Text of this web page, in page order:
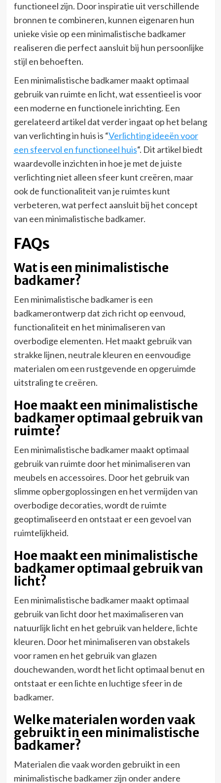
functioneel zijn. Door inspiratie uit verschillende
bronnen te combineren, kunnen eigenaren hun
unieke visie op een minimalistische badkamer
realiseren die perfect aansluit bij hun persoonlijke
stijl en behoeften.
Een minimalistische badkamer maakt optimaal
gebruik van ruimte en licht, wat essentieel is voor
een moderne en functionele inrichting. Een
gerelateerd artikel dat verder ingaat op het belang
van verlichting in huis is “Verlichting ideeën voor
een sfeervol en functioneel huis“. Dit artikel biedt
waardevolle inzichten in hoe je met de juiste
verlichting niet alleen sfeer kunt creëren, maar
ook de functionaliteit van je ruimtes kunt
verbeteren, wat perfect aansluit bij het concept
van een minimalistische badkamer.
FAQs
Wat is een minimalistische
badkamer?
Een minimalistische badkamer is een
badkamerontwerp dat zich richt op eenvoud,
functionaliteit en het minimaliseren van
overbodige elementen. Het maakt gebruik van
strakke lijnen, neutrale kleuren en eenvoudige
materialen om een rustgevende en opgeruimde
uitstraling te creëren.
Hoe maakt een minimalistische
badkamer optimaal gebruik van
ruimte?
Een minimalistische badkamer maakt optimaal
gebruik van ruimte door het minimaliseren van
meubels en accessoires. Door het gebruik van
slimme opbergoplossingen en het vermijden van
overbodige decoraties, wordt de ruimte
geoptimaliseerd en ontstaat er een gevoel van
ruimtelijkheid.
Hoe maakt een minimalistische
badkamer optimaal gebruik van
licht?
Een minimalistische badkamer maakt optimaal
gebruik van licht door het maximaliseren van
natuurlijk licht en het gebruik van heldere, lichte
kleuren. Door het minimaliseren van obstakels
voor ramen en het gebruik van glazen
douchewanden, wordt het licht optimaal benut en
ontstaat er een lichte en luchtige sfeer in de
badkamer.
Welke materialen worden vaak
gebruikt in een minimalistische
badkamer?
Materialen die vaak worden gebruikt in een
minimalistische badkamer zijn onder andere